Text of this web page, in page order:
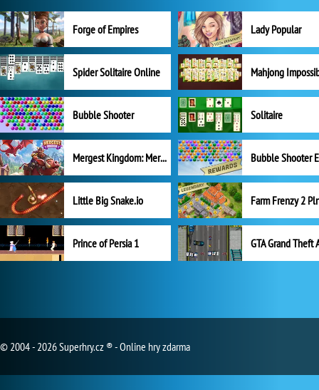
Forge of Empires Lady Popular
Spider Solitaire Online Mahjong
Bubble Shooter Solitaire
Mergest Kingdom: Merge Puzzle
Little Big Snake.io
Prince of Persia 1 GTA Grand Theft
© 2004 - 2026 Superhry.cz ® - Online hry zdarma